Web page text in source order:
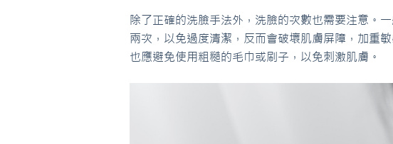
除了正確的洗臉手法外，洗臉的次數也需要注意。
兩次，以免過度清潔，反而會破壞肌膚屏障，加重
也應避免使用粗糙的毛巾或刷子，以免刺激肌膚。